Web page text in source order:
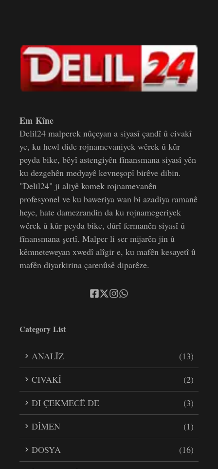
Em Kîne
Delil24 malperek nûçeyan a siyasî çandî û civakî
ye, ku hewl dide rojnamevaniyek wêrek û kûr
peyda bike, bêyî astengiyên fînansmana siyasî yên
ku dezgehên medyayê kevneşopî birêve dibin.
"Delil24" ji aliyê komek rojnamevanên
profesyonel ve ku baweriya wan bi azadiya ramanê
heye, hate damezrandin da ku rojnamegeriyek
wêrek û kûr peyda bike, dûrî fermanên siyasî û
fînansmana şertî. Malper li ser mijarên jin û
kêmneteweyan xwedî alîgir e, ku mafên kesayetî û
mafên diyarkirina çarenûsê diparêze.
Category List
ANALÎZ
(13)
CIVAKÎ
(2)
DI ÇEKMECÊ DE
(3)
DÎMEN
(1)
DOSYA
(16)